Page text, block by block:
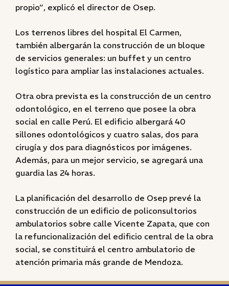
propio”, explicó el director de Osep.
Los terrenos libres del hospital El Carmen,
también albergarán la construcción de un bloque
de servicios generales: un buffet y un centro
logístico para ampliar las instalaciones actuales.
Otra obra prevista es la construcción de un centro
odontológico, en el terreno que posee la obra
social en calle Perú. El edificio albergará 40
sillones odontológicos y cuatro salas, dos para
cirugía y dos para diagnósticos por imágenes.
Además, para un mejor servicio, se agregará una
guardia las 24 horas.
La planificación del desarrollo de Osep prevé la
construcción de un edificio de policonsultorios
ambulatorios sobre calle Vicente Zapata, que con
la refuncionalización del edificio central de la obra
social, se constituirá el centro ambulatorio de
atención primaria más grande de Mendoza.